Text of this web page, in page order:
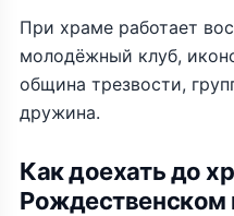
При храме работает
молодёжный клуб,
община трезвости,
дружина.
Как доехать до
Рождественском